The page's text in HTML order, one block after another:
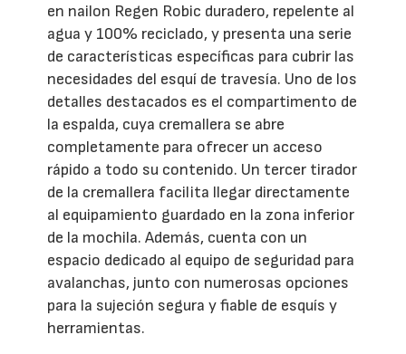
en nailon Regen Robic duradero, repelente al
agua y 100% reciclado, y presenta una serie
de características específicas para cubrir las
necesidades del esquí de travesía. Uno de los
detalles destacados es el compartimento de
la espalda, cuya cremallera se abre
completamente para ofrecer un acceso
rápido a todo su contenido. Un tercer tirador
de la cremallera facilita llegar directamente
al equipamiento guardado en la zona inferior
de la mochila. Además, cuenta con un
espacio dedicado al equipo de seguridad para
avalanchas, junto con numerosas opciones
para la sujeción segura y fiable de esquís y
herramientas.